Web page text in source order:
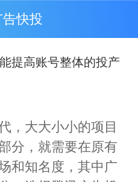
快投
提高账号整体的投产
大大小小的项目
分，就需要在原有
和知名度，其中广